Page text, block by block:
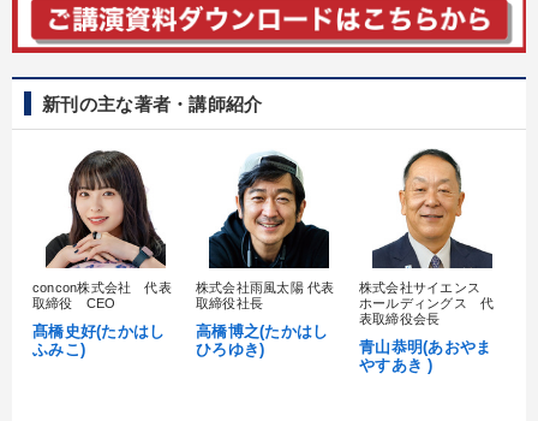
local_offer タグから探す refresh
すべての音声・動画（全2077タイトル）からお探しいただけます
タグ・キーワード
思考法 営業力強化 多角化・新規事業
資産運用 マーケティング 入門篇 モチベーション
新刊の主な著者・講師紹介
concon株式会社 代表
取締役 CEO
髙橋史好(たかはし
ふみこ)
株式会社雨風太陽 代表
取締役社長
高橋博之(たかはし
ひろゆき)
株式会社サイエンス
ホールディングス 代
表取締役会長
青山恭明(あおやま
やすあき )